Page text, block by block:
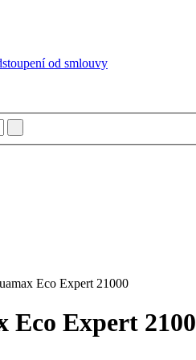
od smlouvy
Eco Expert 21000
Eco Expert